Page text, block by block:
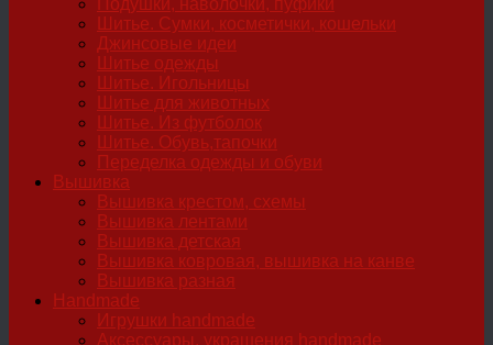
Подушки, наволочки, пуфики
Шитье. Сумки, косметички, кошельки
Джинсовые идеи
Шитье одежды
Шитье. Игольницы
Шитье для животных
Шитье. Из футболок
Шитье. Обувь,тапочки
Переделка одежды и обуви
Вышивка
Вышивка крестом, схемы
Вышивка лентами
Вышивка детская
Вышивка ковровая, вышивка на канве
Вышивка разная
Handmade
Игрушки handmade
Аксессуары, украшения handmade